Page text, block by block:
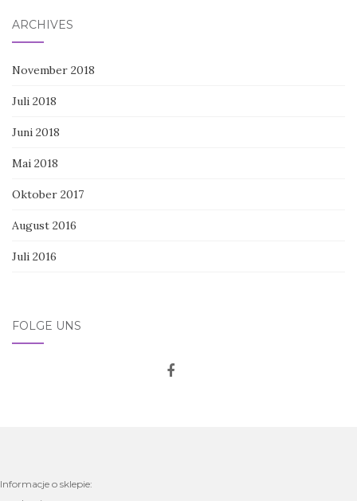
ARCHIVES
November 2018
Juli 2018
Juni 2018
Mai 2018
Oktober 2017
August 2016
Juli 2016
FOLGE UNS
Informacje o sklepie: